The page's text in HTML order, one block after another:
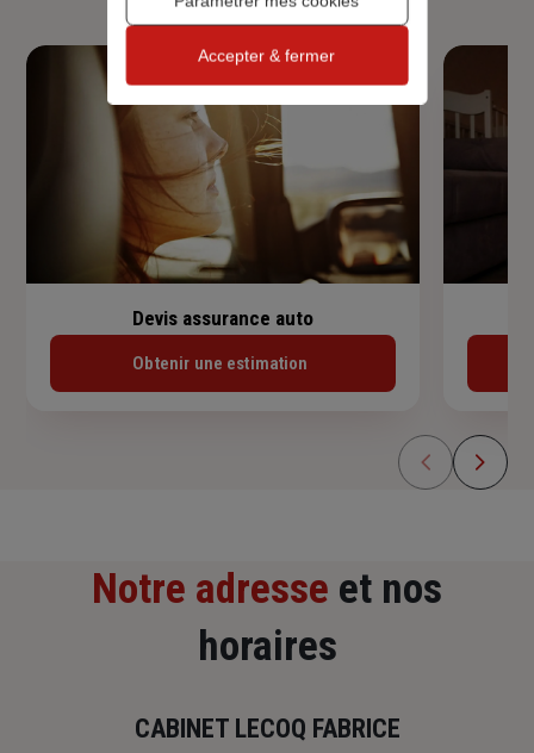
Devis assurance auto
Obtenir une estimation
Notre adresse et nos
horaires
CABINET LECOQ FABRICE
Accepter & fermer